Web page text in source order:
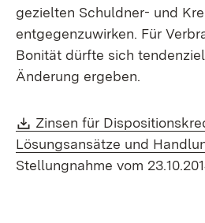
gezielten Schuldner- und
entgegenzuwirken. Für
Bonität dürfte sich
Änderung ergeben.
Download:
Zinsen für
Lösungsansätze und
Stellungnahme vom